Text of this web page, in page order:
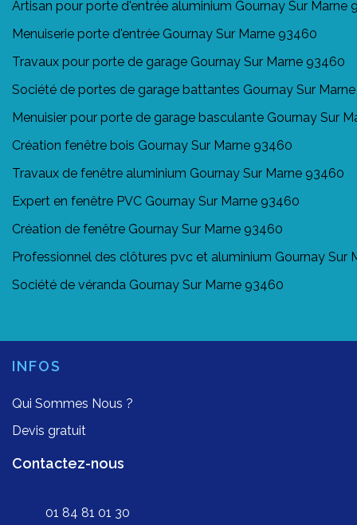
Artisan pour porte d'entrée aluminium Gournay Sur Marne
Menuiserie porte d'entrée Gournay Sur Marne 93460
Travaux pour porte de garage Gournay Sur Marne 93460
Société de portes de garage battantes Gournay Sur
Menuisier pour porte de garage basculante Gournay Sur
Création fenêtre bois Gournay Sur Marne 93460
Travaux de fenêtre aluminium Gournay Sur Marne 93460
Expert en fenêtre PVC Gournay Sur Marne 93460
Création de fenêtre Gournay Sur Marne 93460
Professionnel des clôtures pvc et aluminium Gournay Sur
Société de véranda Gournay Sur Marne 93460
INFOS
Qui Sommes Nous ?
Devis gratuit
Contactez-nous
01 84 81 01 30